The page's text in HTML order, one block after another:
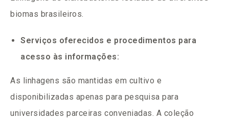
biomas brasileiros.
Serviços oferecidos e procedimentos para
acesso às informações:
As linhagens são mantidas em cultivo e
disponibilizadas apenas para pesquisa para
universidades parceiras conveniadas. A coleção